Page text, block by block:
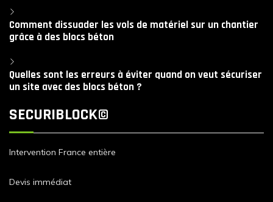
Comment dissuader les vols de matériel sur un chantier
grâce à des blocs béton
Quelles sont les erreurs à éviter quand on veut sécuriser
un site avec des blocs béton ?
SECURIBLOCK©
Intervention France entière
Devis immédiat